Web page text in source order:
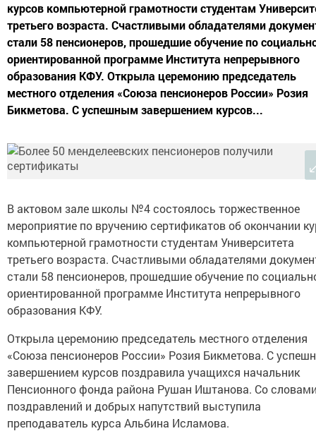
курсов компьютерной грамотности студентам
третьего возраста. Счастливыми обладателями
стали 58 пенсионеров, прошедшие обучение по
ориентированной программе Института непрерывного
образования КФУ. Открыла церемонию председатель
местного отделения «Союза пенсионеров России» Розия
Бикметова. С успешным завершением курсов...
В актовом зале школы №4 состоялось торжественное
мероприятие по вручению сертификатов об окончании
компьютерной грамотности студентам Университета
третьего возраста. Счастливыми обладателями
стали 58 пенсионеров, прошедшие обучение по
ориентированной программе Института непрерывного
образования КФУ.
Открыла церемонию председатель местного отделения
«Союза пенсионеров России» Розия Бикметова. С
завершением курсов поздравила учащихся начальник
Пенсионного фонда района Рушан Иштанова. Со
поздравлений и добрых напутствий выступила
преподаватель курса Альбина Исламова.